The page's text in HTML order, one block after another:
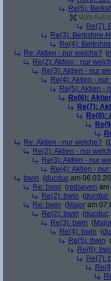
Re(5):
Vom
Re(7):
Re(3): Berkshire-
Re(4):
Re: Aktien - nur welche? (
Re(2): Aktien - nur
Re(3): Aktien - nur
Re(4): Aktien -
Re(5): Aktien -
Re(6):
Re(7):
Re(8):
Re: Aktien - nur welche? (
Re(2): Aktien - nur
Re(3): Aktien - nur
Re(4): Aktien -
bwin (ducduc am
Re: bwin (redseven am
Re(2): bwin (ducduc
Re: bwin (Major am
Re(2): bwin (ducduc
Re(3): bwin (
Re(4): bwin (
Re(5): bwin (
Re(6):
Re(7):